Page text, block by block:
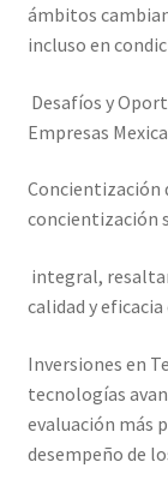
ámbitos
incluso en
Desafíos y
Empresas
Concientización
concientización
integral,
calidad y
Inversiones en
tecnologías
evaluación más
desempeño de